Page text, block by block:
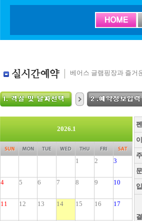
베어스 글램핑장과 즐거
2026.1
1 2 3
4 5 6 7 8 9 10
11 12 13 14 15 16 17